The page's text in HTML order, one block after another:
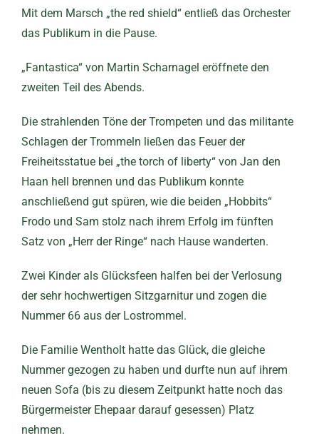
Mit dem Marsch „the red shield“ entließ das Orchester
das Publikum in die Pause.
„Fantastica“ von Martin Scharnagel eröffnete den
zweiten Teil des Abends.
Die strahlenden Töne der Trompeten und das militante
Schlagen der Trommeln ließen das Feuer der
Freiheitsstatue bei „the torch of liberty“ von Jan den
Haan hell brennen und das Publikum konnte
anschließend gut spüren, wie die beiden „Hobbits“
Frodo und Sam stolz nach ihrem Erfolg im fünften
Satz von „Herr der Ringe“ nach Hause wanderten.
Zwei Kinder als Glücksfeen halfen bei der Verlosung
der sehr hochwertigen Sitzgarnitur und zogen die
Nummer 66 aus der Lostrommel.
Die Familie Wentholt hatte das Glück, die gleiche
Nummer gezogen zu haben und durfte nun auf ihrem
neuen Sofa (bis zu diesem Zeitpunkt hatte noch das
Bürgermeister Ehepaar darauf gesessen) Platz
nehmen.